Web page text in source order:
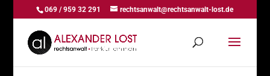
069 / 959 32 291 rechtsanwalt@rechtsanwalt-lost.de